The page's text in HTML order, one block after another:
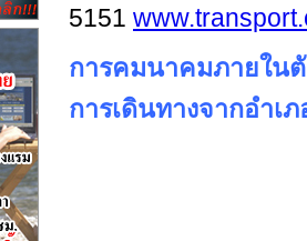
5151
การคมนาคมภายใน
การเดินทางจากอำเ